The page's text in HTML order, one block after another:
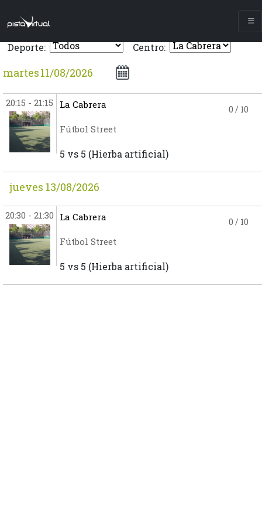
Deporte: Centro:
martes
20:15 - 21:15 La Cabrera
Fútbol Street
5 vs 5 (Hierba artificial)
0 / 10
jueves 13/08/2026
20:30 - 21:30 La Cabrera
Fútbol Street
5 vs 5 (Hierba artificial)
0 / 10